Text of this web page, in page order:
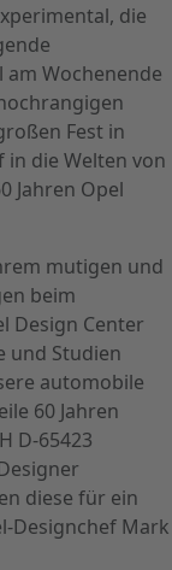
die
Wochenende
Fest in
in die Welten von
Jahren Opel
mutigen und
beim
Design Center
und Studien
automobile
60 Jahren
D-65423
diese für ein
Designchef Mark